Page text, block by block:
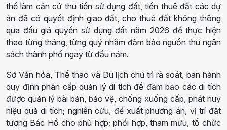
thể làm căn cứ thu tiền sử dụng đất, tiền thuê đất các dự
án đã có quyết định giao đất, cho thuê đất không thông
qua đấu giá quyền sử dụng đất năm 2026 để thực hiện
theo từng tháng, từng quý nhằm đảm bảo nguồn thu ngân
sách thành phố ngay từ đầu năm.
Sở Văn hóa, Thể thao và Du lịch chủ trì rà soát, ban hành
quy định phân cấp quản lý di tích để đảm bảo các di tích
được quản lý bài bản, bảo vệ, chống xuống cấp, phát huy
hiệu quả di tích; nghiên cứu, đề xuất phương án, vị trí đặt
tượng Bác Hồ cho phù hợp; phối hợp, tham mưu, tổ chức